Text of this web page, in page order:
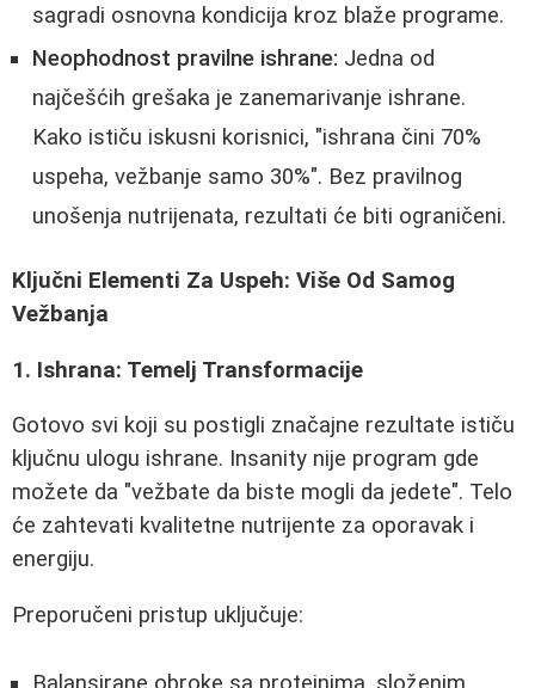
sagradi osnovna kondicija kroz blaže programe.
Neophodnost pravilne ishrane: Jedna od
najčešćih grešaka je zanemarivanje ishrane.
Kako ističu iskusni korisnici, "ishrana čini 70%
uspeha, vežbanje samo 30%". Bez pravilnog
unošenja nutrijenata, rezultati će biti ograničeni.
Ključni Elementi Za Uspeh: Više Od Samog
Vežbanja
1. Ishrana: Temelj Transformacije
Gotovo svi koji su postigli značajne rezultate ističu
ključnu ulogu ishrane. Insanity nije program gde
možete da "vežbate da biste mogli da jedete". Telo
će zahtevati kvalitetne nutrijente za oporavak i
energiju.
Preporučeni pristup uključuje: